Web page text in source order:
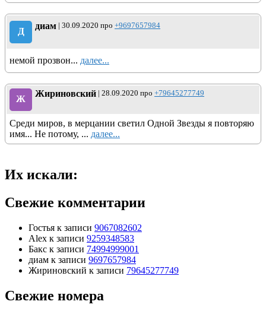
Д
диам | 30.09.2020 про +9697657984
немой прозвон... далее...
Ж
Жириновский | 28.09.2020 про +79645277749
Среди миров, в мерцании светил Одной Звезды я повторяю
имя... Не потому, ... далее...
Их искали:
Свежие комментарии
Гостья к записи 9067082602
Alex к записи 9259348583
Бакс к записи 74994999001
диам к записи 9697657984
Жириновский к записи 79645277749
Свежие номера